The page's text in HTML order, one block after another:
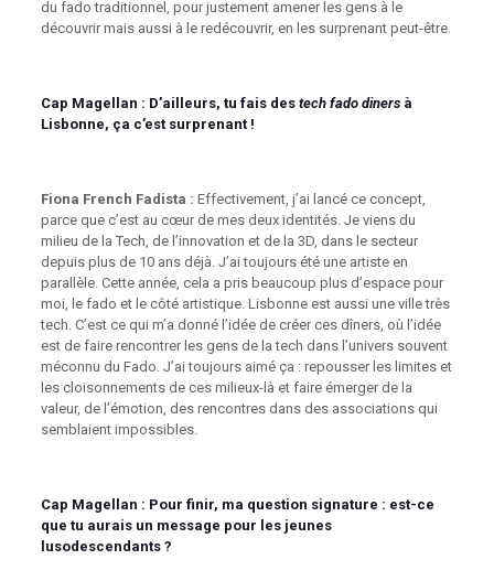
du fado traditionnel, pour justement amener les gens à le
découvrir mais aussi à le redécouvrir, en les surprenant peut-être.
Cap Magellan : D’ailleurs, tu fais des tech fado dinersà
Lisbonne, ça c’est surprenant !
Fiona French Fadista : Effectivement, j’ai lancé ce concept,
parce que c’est au cœur de mes deux identités. Je viens du
milieu de la Tech, de l’innovation et de la 3D, dans le secteur
depuis plus de 10 ans déjà. J’ai toujours été une artiste en
parallèle. Cette année, cela a pris beaucoup plus d’espace pour
moi, le fado et le côté artistique. Lisbonne est aussi une ville très
tech. C’est ce qui m’a donné l’idée de créer ces dîners, où l’idée
est de faire rencontrer les gens de la tech dans l’univers souvent
méconnu du Fado. J’ai toujours aimé ça : repousser les limites et
les cloisonnements de ces milieux-là et faire émerger de la
valeur, de l’émotion, des rencontres dans des associations qui
semblaient impossibles.
Cap Magellan : Pour finir, ma question signature : est-ce
que tu aurais un message pour les jeunes
lusodescendants ?